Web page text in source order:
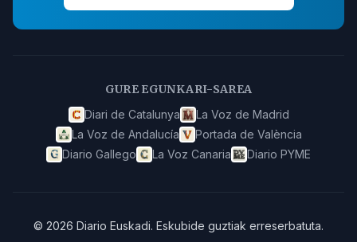
GURE EGUNKARI-SAREA
Diari de Catalunya
La Voz de Madrid
La Voz de Andalucía
Portada de València
Diario Gallego
La Voz Canaria Diario PYME
© 2026 Diario Euskadi. Eskubide guztiak erreserbatuta.